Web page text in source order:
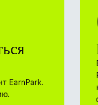
EarnPark.